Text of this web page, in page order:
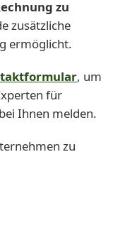
zu
zusätzliche
ermöglicht.
, um
für
Ihnen melden.
zu